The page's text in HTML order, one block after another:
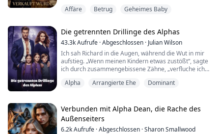
mich mit brutaler Kraft weit dehnte. „Verdammt, du bist
Ich bin Nora Frost – nein, Nora Traynor – verkauft wie
eine billige Ware von mein...
Affäre Betrug Geheimes Baby
Die getrennten Drillinge des Alphas
43.3kAufrufe ·Abgeschlossen · Julian Wilson
Ich sah Richard in die Augen, während die Wut in mir
aufstieg. „Wenn meinen Kindern etwas zustößt“, sagte
ich durch zusammengebissene Zähne, „verfluche ich
werden Qualen sein, deine Tage werden Schatten sein,
Als eine Wolflose, die von ihrem Alpha verstoßen
worden war, war Elena bereits schwanger – aber der
kaltherzige Alpha k...
Alpha Arrangierte Ehe Dominant
Verbunden mit Alpha Dean, die Rache des
Außenseiters
6.2kAufrufe ·Abgeschlossen ·Sharon Smallwood